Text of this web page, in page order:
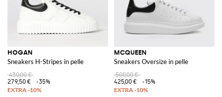
HOGAN
Sneakers H-Stripes in pelle
430,00 €
279,50 €
-35%
MCQUEEN
Sneakers Oversize in pelle
500,00 €
425,00 €
-15%